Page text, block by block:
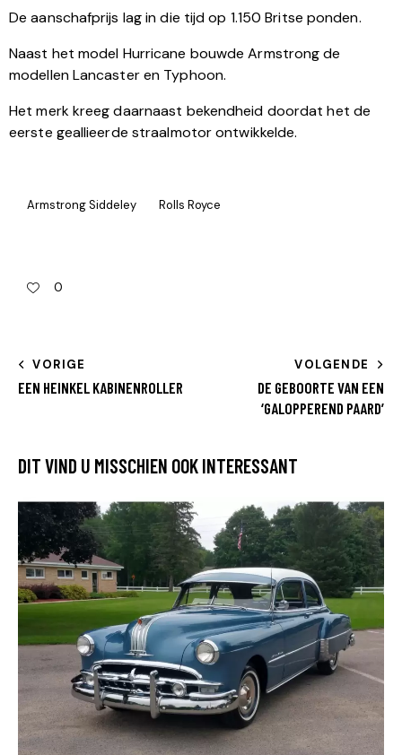
De aanschafprijs lag in die tijd op 1.150 Britse ponden.
Naast het model Hurricane bouwde Armstrong de
modellen Lancaster en Typhoon.
Het merk kreeg daarnaast bekendheid doordat het de
eerste geallieerde straalmotor ontwikkelde.
Armstrong Siddeley Rolls Royce
0
VORIGE
EEN HEINKEL KABINENROLLER
VOLGENDE
DE GEBOORTE VAN EEN
‘GALOPPEREND PAARD’
DIT VIND U MISSCHIEN OOK INTERESSANT